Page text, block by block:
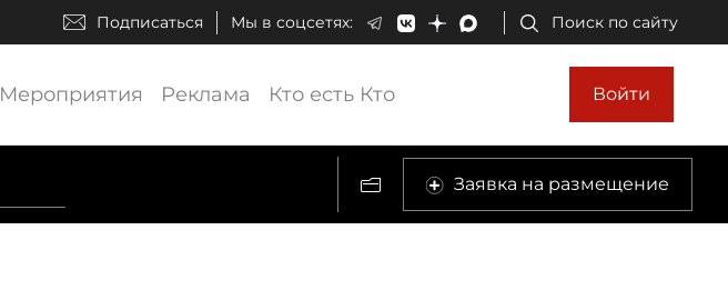
Подписаться Мы в соцсетях: Поиск по сайту
Мероприятия Реклама Кто есть Кто Войти
Заявка на размещение